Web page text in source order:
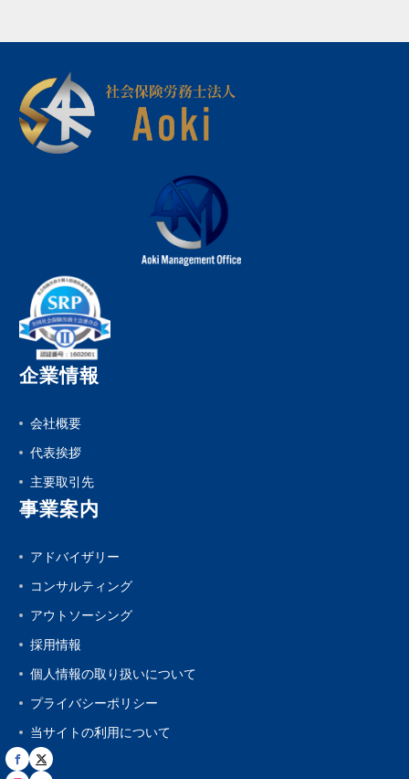
企業情報
会社概要
代表挨拶
主要取引先
事業案内
アドバイザリー
コンサルティング
アウトソーシング
採用情報
個人情報の取り扱いについて
プライバシーポリシー
当サイトの利用について